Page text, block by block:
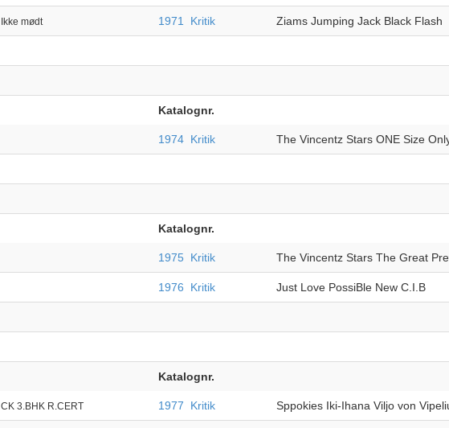
Ikke mødt 1971 Kritik Ziams Jumping Jack Black Flash
Katalognr.
1974 Kritik The Vincentz Stars ONE Size
Katalognr.
1975 Kritik The Vincentz Stars The Great
1976 Kritik Just Love PossiBle New C.I.B
Katalognr.
CK 3.BHK R.CERT 1977 Kritik Sppokies Iki-Ihana Viljo von